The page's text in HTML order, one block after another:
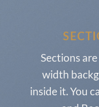
Sections
width
inside it. You